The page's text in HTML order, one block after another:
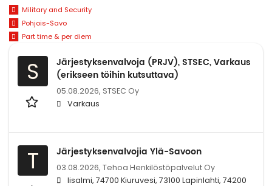
Military and Security
Pohjois-Savo
Part time & per diem
S
Järjestyksenvalvoja (PRJV), STSEC, Varkaus
(erikseen töihin kutsuttava)
05.08.2026, STSEC Oy
Varkaus
T Järjestyksenvalvojia Ylä-Savoon
03.08.2026, Tehoa Henkilöstöpalvelut Oy
Iisalmi, 74700 Kiuruvesi, 73100 Lapinlahti, 74200